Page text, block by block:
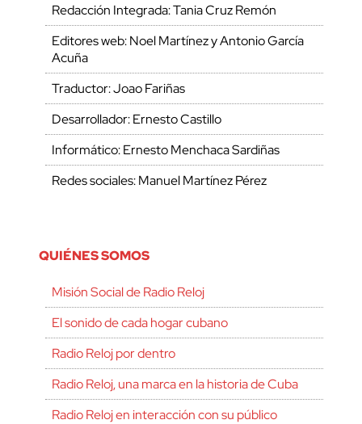
Redacción Integrada: Tania Cruz Remón
Editores web: Noel Martínez y Antonio García
Acuña
Traductor: Joao Fariñas
Desarrollador: Ernesto Castillo
Informático: Ernesto Menchaca Sardiñas
Redes sociales: Manuel Martínez Pérez
QUIÉNES SOMOS
Misión Social de Radio Reloj
El sonido de cada hogar cubano
Radio Reloj por dentro
Radio Reloj, una marca en la historia de Cuba
Radio Reloj en interacción con su público